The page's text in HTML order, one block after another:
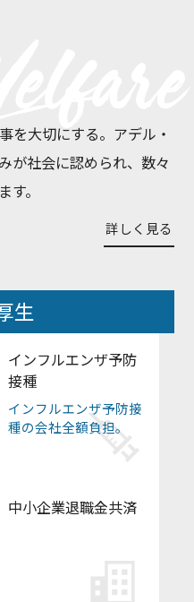
を大切にする。アデル・
が社会に認められ、数々
。
詳しく見る
生
インフルエンザ予防
接種
インフルエンザ予防接
種の会社全額負担。
中小企業退職金共済